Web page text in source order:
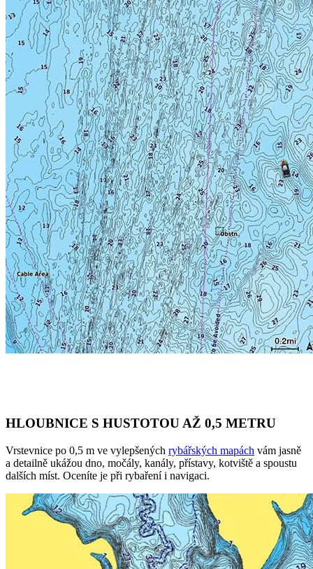
HLOUBNICE S HUSTOTOU AŽ 0,5 METRU
Vrstevnice po 0,5 m ve vylepšených rybářských mapách vám jasně
a detailně ukážou dno, močály, kanály, přístavy, kotviště a spoustu
dalších míst. Oceníte je při rybaření i navigaci.